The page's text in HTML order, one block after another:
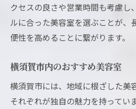
クセスの良さや営業時間も考慮し
ルに合った美容室を選ぶことが、
便性を高めることに繋がります。
横須賀市内のおすすめ美容室
横須賀市には、地域に根ざした美
それぞれが独自の魅力を持ってい